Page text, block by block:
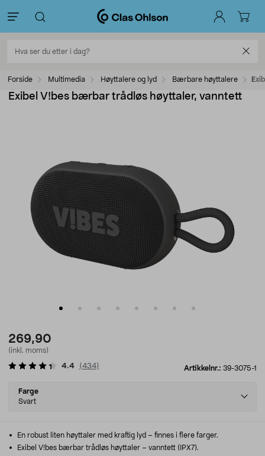
Forside Multimedia Høyttalere og lyd Bærbare høyttalere
Exibel V!bes bærbar trådløs høyttaler, vanntett
269,90
(inkl. moms)
Artikkelnr.: 39-3075-1
4.4 (434)
Select
variant
Farge
Svart
En robust liten høyttaler med kraftig lyd – finnes i flere farger.
Exibel V!bes bærbar trådløs høyttaler – vanntett (IPX7).